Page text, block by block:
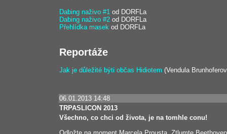
Dabing naživo #1 od DORFLa
Dabing naživo #2 od DORFLa
Přehlídka masek od DORFLa
Reportáže
Jak je důležité býti občas Hidiotem (Vendula
06.01.2013 14:48
TRPASLICON 2013
Všechno, co chci od života, je na tomhle conu!